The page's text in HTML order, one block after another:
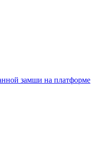
замши на платформе